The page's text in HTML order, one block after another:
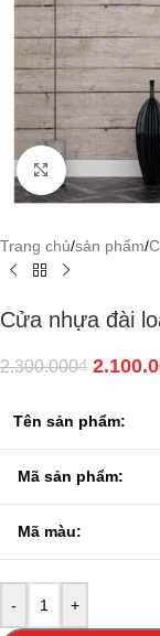
Click to
Trang chủ/sản phẩm/
Cửa nhựa đài
2.300.000₫
Tên sản phẩm:
Mã sản phẩm:
Mã màu:
- +